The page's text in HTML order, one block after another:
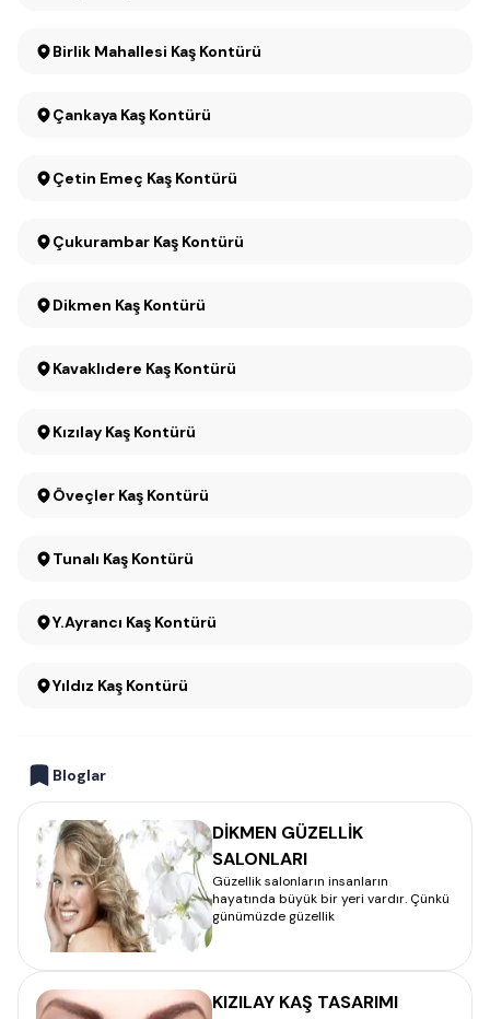
Birlik Mahallesi Kaş Kontürü
Çankaya Kaş Kontürü
Çetin Emeç Kaş Kontürü
Çukurambar Kaş Kontürü
Dikmen Kaş Kontürü
Kavaklıdere Kaş Kontürü
Kızılay Kaş Kontürü
Öveçler Kaş Kontürü
Tunalı Kaş Kontürü
Y.Ayrancı Kaş Kontürü
Yıldız Kaş Kontürü
Bloglar
DİKMEN GÜZELLİK
SALONLARI
Güzellik salonların insanların
hayatında büyük bir yeri vardır. Çünkü
günümüzde güzellik
KIZILAY KAŞ TASARIMI